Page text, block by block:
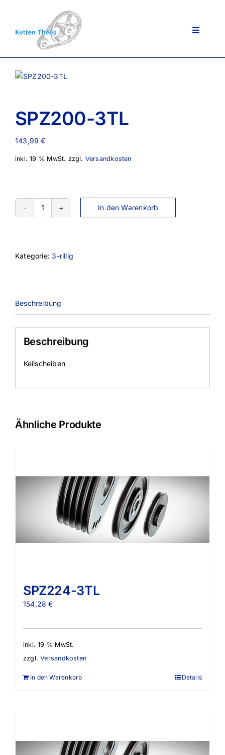
springen
Toggle
Über uns
Lieferportfolio
SPZ200-3TL
143,99€
inkl. 19 % MwSt. zzgl. Versandkosten
SPZ200-
In den Warenkorb
Kategorie: 3-rillig
Beschreibung
Beschreibung
Keilscheiben
Ähnliche Produkte
SPZ224-3TL
154,28€
inkl. 19 % MwSt.
zzgl.Versandkosten
In den Warenkorb Details